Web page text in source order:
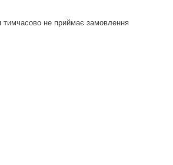
тимчасово не приймає замовлення